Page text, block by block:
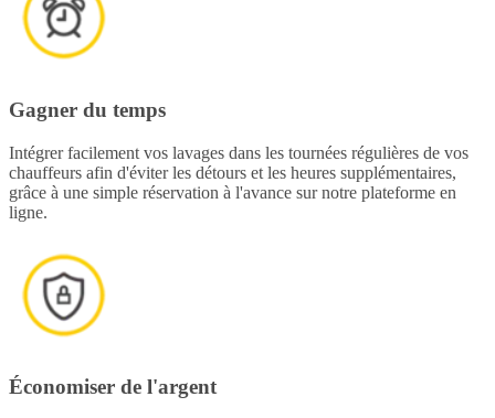
Gagner du temps
Intégrer facilement vos lavages dans les tournées régulières de vos
chauffeurs afin d'éviter les détours et les heures supplémentaires,
grâce à une simple réservation à l'avance sur notre plateforme en
ligne.
Économiser de l'argent